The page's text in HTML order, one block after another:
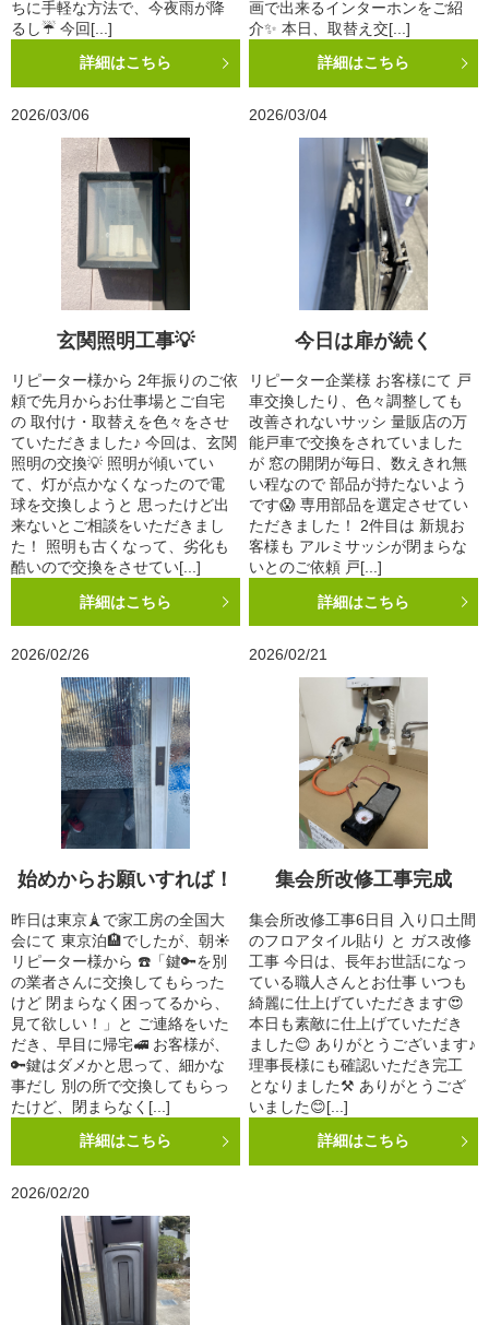
ちに手軽な方法で、今夜雨が降
るし☔ 今回[...]
詳細はこちら
画で出来るインターホンをご紹
介✨ 本日、取替え交[...]
詳細はこちら
2026/03/06
玄関照明工事💡
リピーター様から 2年振りのご依
頼で先月からお仕事場とご自宅
の 取付け・取替えを色々をさせ
ていただきました♪ 今回は、玄関
照明の交換💡 照明が傾いてい
て、灯が点かなくなったので電
球を交換しようと 思ったけど出
来ないとご相談をいただきまし
た！ 照明も古くなって、劣化も
酷いので交換をさせてい[...]
詳細はこちら
2026/03/04
今日は扉が続く
リピーター企業様 お客様にて 戸
車交換したり、色々調整しても
改善されないサッシ 量販店の万
能戸車で交換をされていました
が 窓の開閉が毎日、数えきれ無
い程なので 部品が持たないよう
です😱 専用部品を選定させてい
ただきました！ 2件目は 新規お
客様も アルミサッシが閉まらな
いとのご依頼 戸[...]
詳細はこちら
2026/02/26
始めからお願いすれば！
昨日は東京🗼で家工房の全国大
会にて 東京泊🏨でしたが、朝☀️
リピーター様から ☎️「鍵🔑を別
の業者さんに交換してもらった
けど 閉まらなく困ってるから、
見て欲しい！」と ご連絡をいた
だき、早目に帰宅🚅 お客様が、
🔑鍵はダメかと思って、細かな
事だし 別の所で交換してもらっ
たけど、閉まらなく[...]
詳細はこちら
2026/02/21
集会所改修工事完成
集会所改修工事6日目 入り口土間
のフロアタイル貼り と ガス改修
工事 今日は、長年お世話になっ
ている職人さんとお仕事 いつも
綺麗に仕上げていただきます😍
本日も素敵に仕上げていただき
ました😊 ありがとうございます♪
理事長様にも確認いただき完工
となりました⚒️ ありがとうござ
いました😊[...]
詳細はこちら
2026/02/20